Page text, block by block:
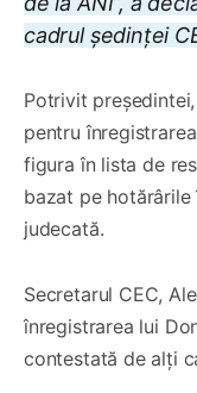
cadrul ședinței
Potrivit
pentru
figura în lista de
bazat pe
judecată.
Secretarul CEC,
înregistrarea lui
contestată de alți